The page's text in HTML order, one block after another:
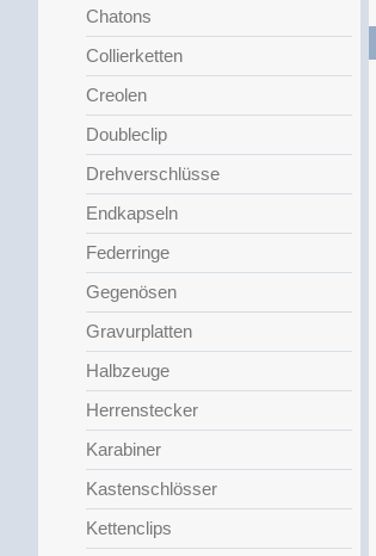
Chatons
Collierketten
Creolen
Doubleclip
Drehverschlüsse
Endkapseln
Federringe
Gegenösen
Gravurplatten
Halbzeuge
Herrenstecker
Karabiner
Kastenschlösser
Kettenclips